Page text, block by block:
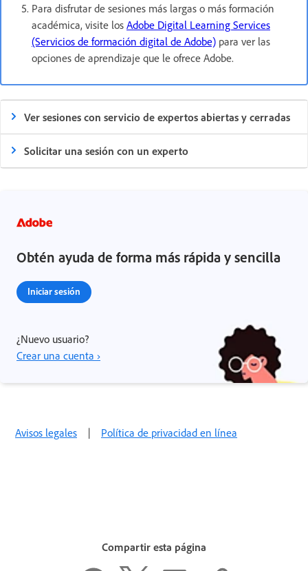
Para disfrutar de sesiones más largas o más formación
académica, visite los Adobe Digital Learning Services
(Servicios de formación digital de Adobe) para ver las
opciones de aprendizaje que le ofrece Adobe.
Ver sesiones con servicio de expertos abiertas y cerradas
Solicitar una sesión con un experto
Obtén ayuda de forma más rápida y sencilla
Iniciar sesión
¿Nuevo usuario?
Crear una cuenta ›
Avisos legales | Política de privacidad en línea
Compartir esta página